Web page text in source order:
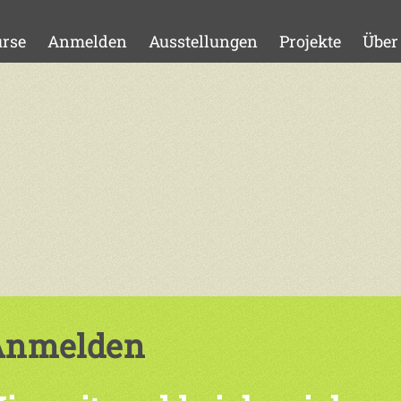
Anmelden Ausstellungen Projekte